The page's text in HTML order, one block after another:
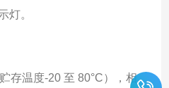
灯。
存温度-20 至 80°C），相